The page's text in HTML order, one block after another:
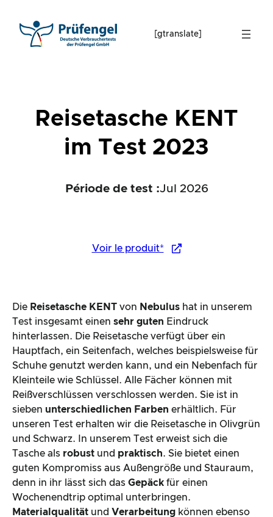
content
[gtranslate]
Reisetasche KENT
im Test 2023
Période de test :Jul 2026
Voir le produit*
Die Reisetasche KENT von Nebulus hat in unserem
Test insgesamt einen sehr guten Eindruck
hinterlassen. Die Reisetasche verfügt über ein
Hauptfach, ein Seitenfach, welches beispielsweise für
Schuhe genutzt werden kann, und ein Nebenfach für
Kleinteile wie Schlüssel. Alle Fächer können mit
Reißverschlüssen verschlossen werden. Sie ist in
sieben unterschiedlichen Farben erhältlich. Für
unseren Test erhalten wir die Reisetasche in Olivgrün
und Schwarz. In unserem Test erweist sich die
Tasche als robust und praktisch. Sie bietet einen
guten Kompromiss aus Außengröße und Stauraum,
denn in ihr lässt sich das Gepäck für einen
Wochenendtrip optimal unterbringen.
Materialqualität und Verarbeitung können ebenso